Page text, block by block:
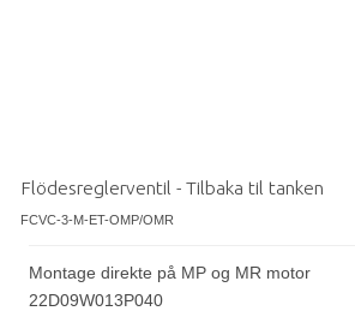
Flödesreglerventil - Tilbaka til tanken
FCVC-3-M-ET-OMP/OMR
Montage direkte på MP og MR motor
22D09W013P040